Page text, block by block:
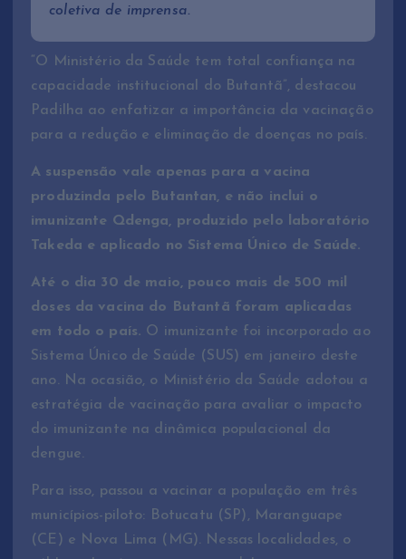
coletiva de imprensa.
“O Ministério da Saúde tem total confiança na
capacidade institucional do Butantã”, destacou
Padilha ao enfatizar a importância da vacinação
para a redução e eliminação de doenças no país.
A suspensão vale apenas para a vacina
produzinda pelo Butantan, e não inclui o
imunizante Qdenga, produzido pelo laboratório
Takeda e aplicado no Sistema Único de Saúde.
Até o dia 30 de maio, pouco mais de 500 mil
doses da vacina do Butantã foram aplicadas
em todo o país. O imunizante foi incorporado ao
Sistema Único de Saúde (SUS) em janeiro deste
ano. Na ocasião, o Ministério da Saúde adotou a
estratégia de vacinação para avaliar o impacto
do imunizante na dinâmica populacional da
dengue.
Para isso, passou a vacinar a população em três
municípios-piloto: Botucatu (SP), Maranguape
(CE) e Nova Lima (MG). Nessas localidades, o